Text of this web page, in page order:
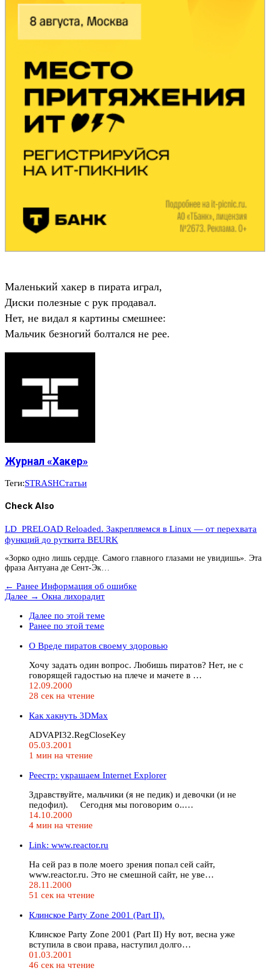
Маленький хакер в пирата играл,
Диски полезные с рук продавал.
Нет, не видал я картины смешнее:
Мальчик безногий болтался не рее.
Журнал «Хакер»
Теги:STRASHСтатьи
Check Also
LD_PRELOAD Reloaded. Закрепляемся в Linux — от перехвата
функций до руткита BEURK
«Зорко одно лишь сердце. Самого главного глазами не увидишь». Эта
фраза Антуана де Сент-Эк…
← Ранее Информация об ошибке
Далее → Окна лихорадит
Далее по этой теме
Ранее по этой теме
О Вреде пиратов своему здоровью
Хочу задать один вопрос. Любишь пиратов? Нет, не с
говорящей гадостью на плече и мачете в …
12.09.2000
28 сек на чтение
Как хакнуть 3DMax
ADVAPI32.RegCloseKey
05.03.2001
1 мин на чтение
Реестр: украшаем Internet Explorer
Здравствуйте, мальчики (я не педик) и девочки (и не
педофил). Сегодня мы поговорим о..…
14.10.2000
4 мин на чтение
Link: www.reactor.ru
На сей раз в поле моего зрения попал сей сайт,
www.reactor.ru. Это не смешной сайт, не уве…
28.11.2000
51 сек на чтение
Клинское Party Zone 2001 (Part II).
Клинское Party Zone 2001 (Part II) Ну вот, весна уже
вступила в свои права, наступил долго…
01.03.2001
46 сек на чтение